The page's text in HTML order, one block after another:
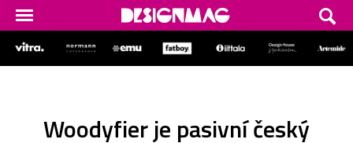
Woodyfier je pasivní český